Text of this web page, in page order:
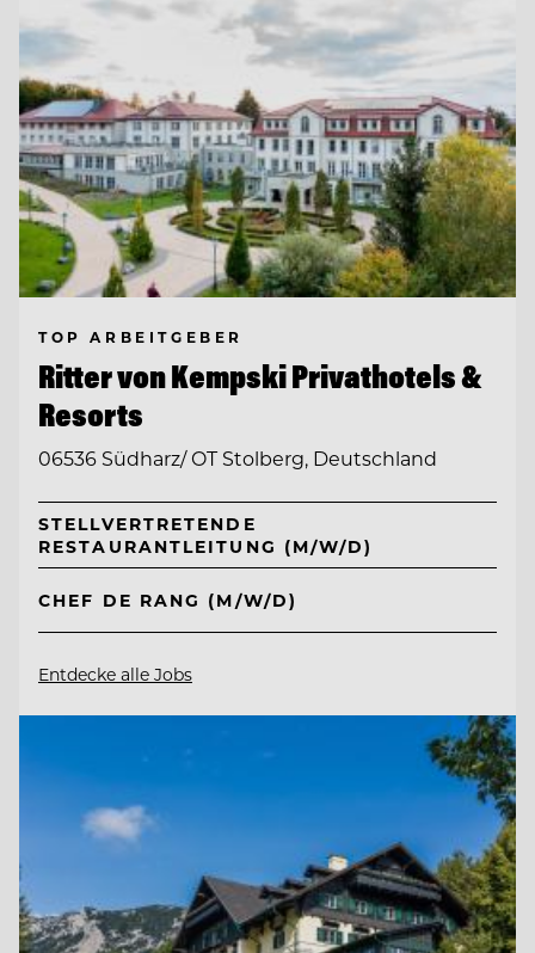
TOP ARBEITGEBER
Ritter von Kempski Privathotels &
Resorts
06536 Südharz/ OT Stolberg, Deutschland
STELLVERTRETENDE
RESTAURANTLEITUNG (M/W/D)
CHEF DE RANG (M/W/D)
Entdecke alle Jobs